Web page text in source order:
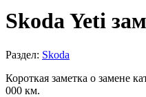
Skoda Yeti
Раздел: Skoda
Короткая заметка о замене
000 км.